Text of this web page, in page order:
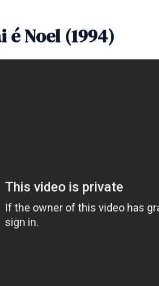
é Noel (1994)